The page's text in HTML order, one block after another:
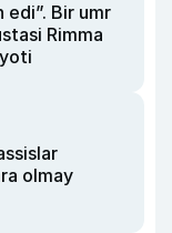
edi”. Bir umr
Rimma
olmay